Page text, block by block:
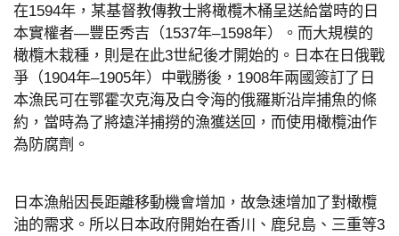
在1594年，某基督教傳教士將橄欖木桶呈送給當時的日
本實權者—豐臣秀吉（1537年–1598年）。而大規模的
橄欖木栽種，則是在此3世紀後才開始的。日本在日俄戰
爭（1904年–1905年）中戰勝後，1908年兩國簽訂了日
本漁民可在鄂霍次克海及白令海的俄羅斯沿岸捕魚的條
約，當時為了將遠洋捕撈的漁獲送回，而使用橄欖油作
為防腐劑。
日本漁船因長距離移動機會增加，故急速增加了對橄欖
油的需求。所以日本政府開始在香川、鹿兒島、三重等3